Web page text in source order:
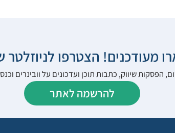
מעודכנים! הצטרפו לניוזלטר
הפסקות שיווק, כתבות תוכן ועדכונים על וובינרים
להרשמה לאתר